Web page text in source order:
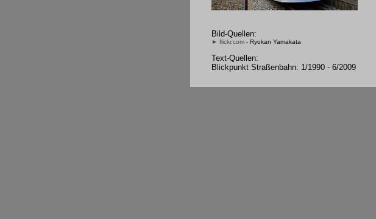
Bild-Quellen:
► flickr.com - Ryokan Yamakata
Text-Quellen:
Blickpunkt Straßenbahn: 1/1990 - 6/2009